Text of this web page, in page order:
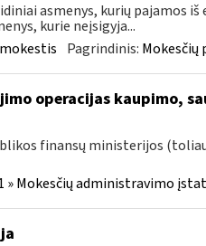
asmenys, kurių pajamos
kurie neįsigyja...
Pagrindinis: Mokesčių
operacijas kaupimo,
finansų ministerijos
» Mokesčių administravimo